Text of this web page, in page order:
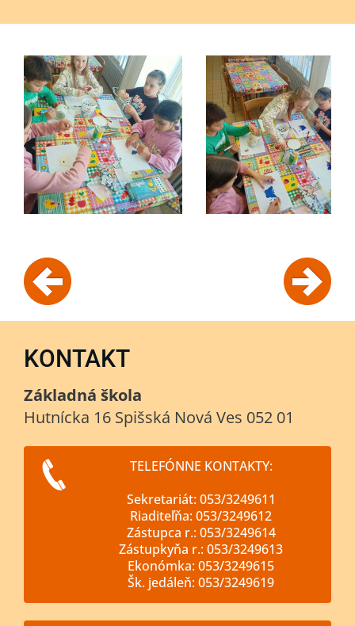
KONTAKT
Základná škola
Hutnícka 16 Spišská Nová Ves 052 01
TELEFÓNNE KONTAKTY:
Sekretariát: 053/3249611
Riaditeľňa: 053/3249612
Zástupca r.: 053/3249614
Zástupkyňa r.: 053/3249613
Ekonómka: 053/3249615
Šk. jedáleň: 053/3249619